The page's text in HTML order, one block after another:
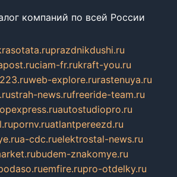
компаний по всей России
prazdnikdushi.ru
ciam-fr.rukraft-you.ru
web-explore.rurastenuya.ru
strah-news.rufreeride-team.ru
autostudiopro.ru
pornv.ruatlantpereezd.ru
a-cdc.ruelektrostal-news.ru
budem-znakomye.ru
emfire.rupro-otdelky.ru